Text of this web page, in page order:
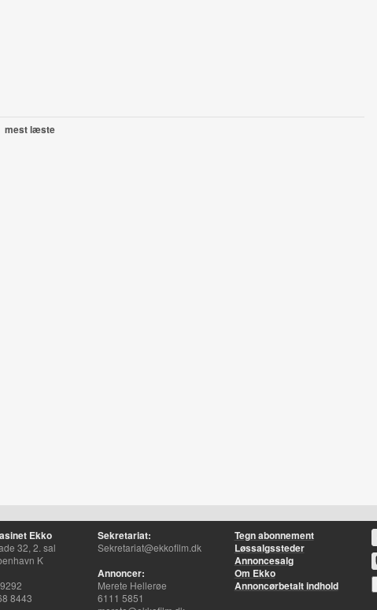
mest læste
Ekko
32, 2. sal
K
8443
Sekretariat:
Sekretariat@ekkofilm.dk
Annoncer:
Merete Hellerøe
6111 5851
Tegn abonnement
Løssalgssteder
Annoncesalg
Om Ekko
Annoncørbetalt indhold